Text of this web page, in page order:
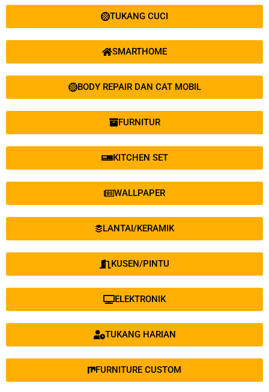
TUKANG CUCI
SMARTHOME
BODY REPAIR DAN CAT MOBIL
FURNITUR
KITCHEN SET
WALLPAPER
LANTAI/KERAMIK
KUSEN/PINTU
ELEKTRONIK
TUKANG HARIAN
FURNITURE CUSTOM